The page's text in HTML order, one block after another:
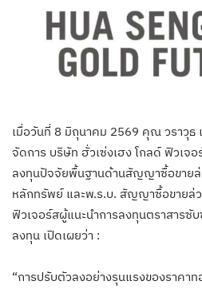
เมื่อวันที่ 8 มิถุนาคม 2569 คุณ วราวุธ
จัดการ บริษัท ฮั่วเซ่งเฮง โกลด์ ฟิวเจอ
ลงทุนปัจจัยพื้นฐานด้านสัญญาซื้อขายล่
หลักทรัพย์ และพ.ร.บ. สัญญาซื้อขายล่ว
ฟิวเจอร์สผู้แนะนำการลงทุนตราสารซั
ลงทุน เปิดเผยว่า :
“การปรับตัวลงอย่างรุนแรงของราคาท